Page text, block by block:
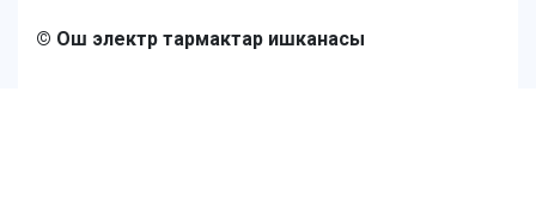
© Ош электр тармактар ишканасы